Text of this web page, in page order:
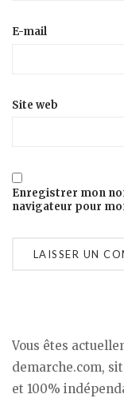
E-mail
Site web
Enregistrer mon
navigateur pour
Vous êtes
demarche.com,
et 100%